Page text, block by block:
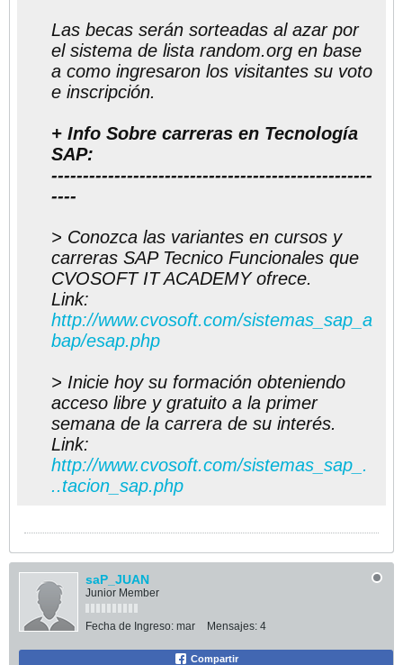
Las becas serán sorteadas al azar por
el sistema de lista random.org en base
a como ingresaron los visitantes su voto
e inscripción.
+ Info Sobre carreras en Tecnología
SAP:
---------------------------------------------------
----
> Conozca las variantes en cursos y
carreras SAP Tecnico Funcionales que
CVOSOFT IT ACADEMY ofrece.
Link:
http://www.cvosoft.com/sistemas_sap_a
bap/esap.php
> Inicie hoy su formación obteniendo
acceso libre y gratuito a la primer
semana de la carrera de su interés.
Link:
http://www.cvosoft.com/sistemas_sap_.
..tacion_sap.php
saP_JUAN
Junior Member
Fecha de Ingreso: mar Mensajes: 4
Compartir